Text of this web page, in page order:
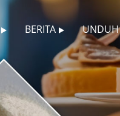
BERITA UNDUH